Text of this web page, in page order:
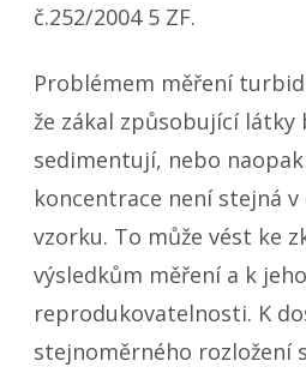
č.252/2004 5 ZF.
Problémem měření
že zákal způsobující látky
sedimentují, nebo
koncentrace není stejná
vzorku. To může vést ke
výsledkům měření a k
reprodukovatelnosti. K
stejnoměrného rozložení